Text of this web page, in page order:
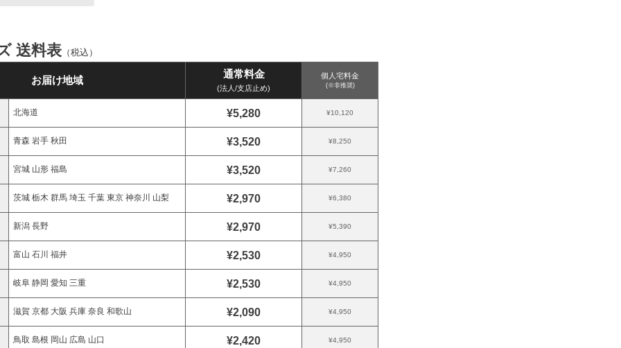
送料表 （税込）
お届け地域
通常料金
(法人/支店止め)
個人宅料金
(※非推奨)
北海道 ¥5,280 ¥10,120
青森 岩手 秋田 ¥3,520 ¥8,250
宮城 山形 福島 ¥3,520 ¥7,260
茨城 栃木 群馬 埼玉 千葉 東京 神奈川 山梨 ¥2,970 ¥6,380
新潟 長野 ¥2,970 ¥5,390
富山 石川 福井 ¥2,530 ¥4,950
岐阜 静岡 愛知 三重 ¥2,530 ¥4,950
滋賀 京都 大阪 兵庫 奈良 和歌山 ¥2,090 ¥4,950
鳥取 島根 岡山 広島 山口 ¥2,420 ¥4,950